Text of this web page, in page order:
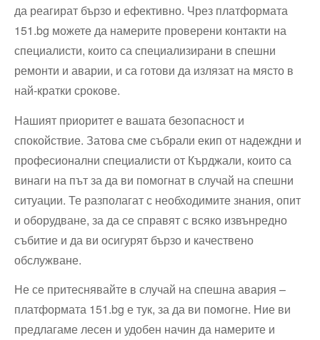
да реагират бързо и ефективно. Чрез платформата
151.bg можете да намерите проверени контакти на
специалисти, които са специализирани в спешни
ремонти и аварии, и са готови да излязат на място в
най-кратки срокове.
Нашият приоритет е вашата безопасност и
спокойствие. Затова сме събрали екип от надеждни и
професионални специалисти от Кърджали, които са
винаги на път за да ви помогнат в случай на спешни
ситуации. Те разполагат с необходимите знания, опит
и оборудване, за да се справят с всяко извънредно
събитие и да ви осигурят бързо и качествено
обслужване.
Не се притеснявайте в случай на спешна авария –
платформата 151.bg е тук, за да ви помогне. Ние ви
предлагаме лесен и удобен начин да намерите и